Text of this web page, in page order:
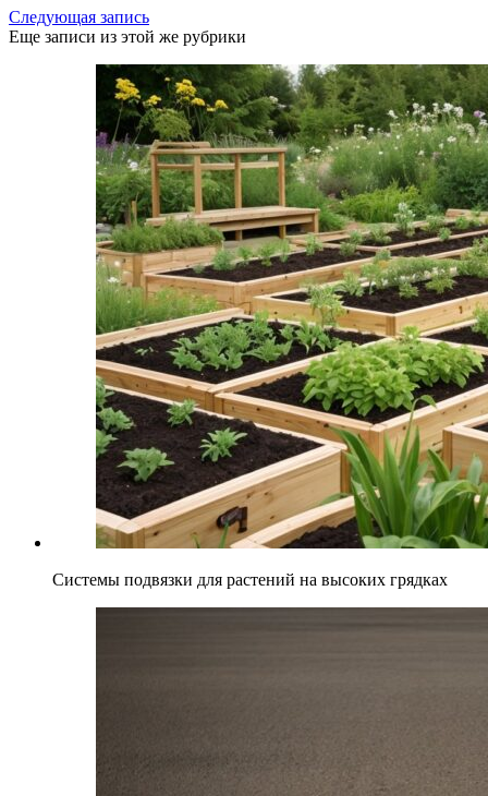
Следующая запись
Еще записи из этой же рубрики
Системы подвязки для растений на высоких грядках